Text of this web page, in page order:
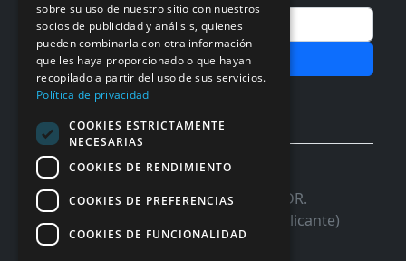
Email
Subscribir
Aceptar Politica de
© 2026 InforSystem Programacion y
Aplicaciones, S.L. CIF: B54337985 | C/DR.
Marañon, 17 Local 5 | 03680 - ASPE (Alicante)
sobre su uso de nuestro sitio con nuestros
socios de publicidad y análisis, quienes
pueden combinarla con otra información
que les haya proporcionado o que hayan
recopilado a partir del uso de sus servicios.
Política de privacidad
COOKIES ESTRICTAMENTE
NECESARIAS
COOKIES DE RENDIMIENTO
COOKIES DE PREFERENCIAS
COOKIES DE FUNCIONALIDAD